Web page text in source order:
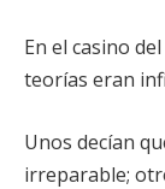
En el casino
teorías eran
Unos decían
irreparable;